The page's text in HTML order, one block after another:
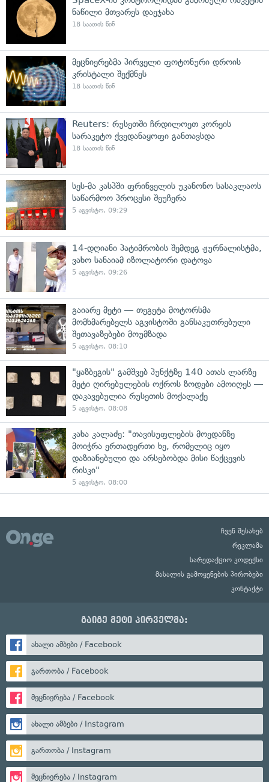
ნაწილი მთვარეს დაეჯახა
18 საათის წინ
მეცნიერებმა პირველი ფოტონური დროის
კრისტალი შექმნეს
18 საათის წინ
Reuters: რუსეთში ჩრდილოეთ კორეის
სარაკეტო ქვედანაყოფი განთავსდა
18 საათის წინ
სეს-მა კასპში ფრინველის უკანონო სასაკლაოს
საწარმოო პროცესი შეუჩერა
5 აგვისტო, 09:29
14-დღიანი პატიმრობის შემდეგ ჟურნალისტმა,
ვახო სანაიამ იზოლატორი დატოვა
5 აგვისტო, 09:26
გაიარე მეტი — თეგეტა მოტორსმა
მომხმარებელს აგვისტოში განსაკუთრებული
შეთავაზებები მოუმზადა
5 აგვისტო, 08:10
"ყაზბეგის" გამშვებ პუნქტზე 140 ათას ლარზე
მეტი ღირებულების ოქროს ზოდები ამოიღეს —
დაკავებულია რუსეთის მოქალაქე
5 აგვისტო, 08:08
კახა კალაძე: "თავისუფლების მოედანზე
მოიჭრა ერთადერთი ხე, რომელიც იყო
დაზიანებული და არსებობდა მისი წაქცევის
რისკი"
5 აგვისტო, 08:00
ჩვენ შესახებ
რეკლამა
სარედაქციო კოდექსი
მასალის გამოყენების პირობები
კონტაქტი
გაიგე მეტი პირველმა:
ახალი ამბები / Facebook
გართობა / Facebook
მეცნიერება / Facebook
ახალი ამბები / Instagram
გართობა / Instagram
მეცნიერება / Instagram